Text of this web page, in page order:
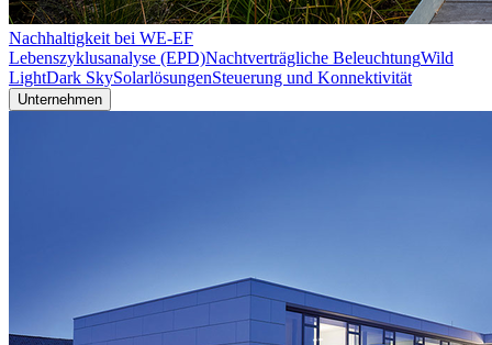
Nachhaltigkeit bei WE-EF
Lebenszyklusanalyse (EPD)Nachtverträgliche BeleuchtungWild
LightDark SkySolarlösungenSteuerung und Konnektivität
Unternehmen